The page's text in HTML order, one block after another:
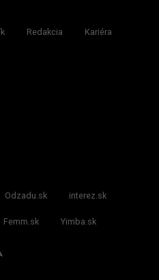
Redakcia Kariéra
Odzadu.sk interez.sk
Femm.sk Yimba.sk